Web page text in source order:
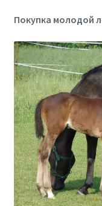
Покупка молодой